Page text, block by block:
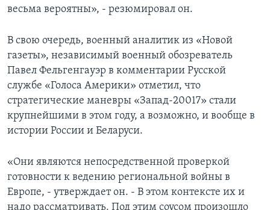
весьма вероятны», - резюмировал он.
В свою очередь, военный аналитик из «Новой
газеты», независимый военный обозреватель
Павел Фельгенгауэр в комментарии Русской
службе «Голоса Америки» отметил, что
стратегические маневры «Запад-20017» стали
крупнейшими в этом году, а возможно, и вообще в
истории России и Беларуси.
«Они являются непосредственной проверкой
готовности к ведению региональной войны в
Европе, - утверждает он. - В этом контексте их и
надо рассматривать. Под этим соусом произошло